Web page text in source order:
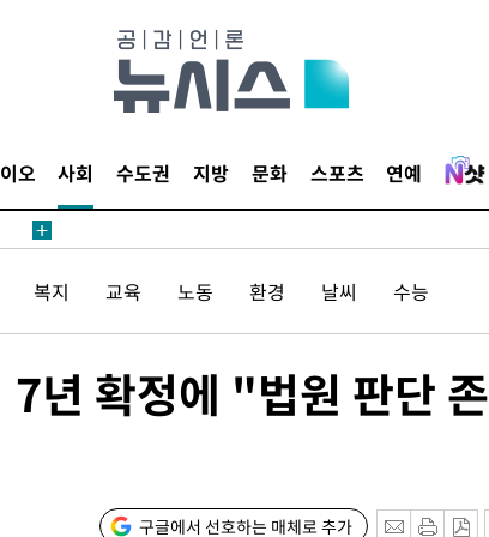
오 사회 수도권 지방 문화 스포츠 연예
죄
음
복지 교육 노동 환경 날씨 수능
년 확정에 "법원 판단 존
구글에서 선호하는 매체로 추가